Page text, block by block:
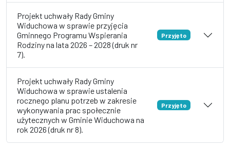
Projekt uchwały Rady Gminy
Widuchowa w sprawie przyjęcia
Gminnego Programu Wspierania
Rodziny na lata 2026 – 2028 (druk nr
7).
Przyjęto
Projekt uchwały Rady Gminy
Widuchowa w sprawie ustalenia
rocznego planu potrzeb w zakresie
wykonywania prac społecznie
użytecznych w Gminie Widuchowa na
rok 2026 (druk nr 8).
Przyjęto